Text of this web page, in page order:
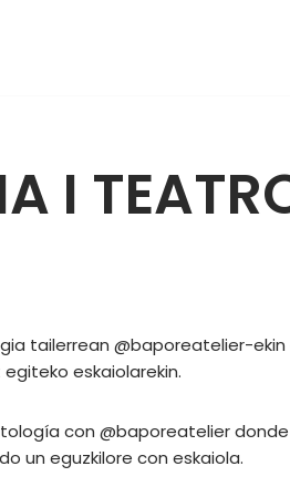
I
tailerrean @baporeatelier-
eskaiolarekin.
con @baporeatelier
un eguzkilore con eskaiola.